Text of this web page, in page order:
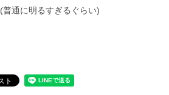
(普通に明るすぎるぐらい)